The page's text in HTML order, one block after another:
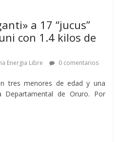
a 17 “jucus”
con 1.4 kilos de
Energia Libre 0 comentarios
tres menores de edad y una
Departamental de Oruro. Por